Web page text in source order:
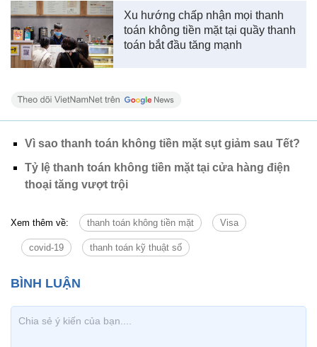
Xu hướng chấp nhận mọi thanh
toán không tiền mặt tại quầy thanh
toán bắt đầu tăng mạnh
Vì sao thanh toán không tiền mặt sụt giảm sau Tết?
Tỷ lệ thanh toán không tiền mặt tại cửa hàng điện
thoại tăng vượt trội
Xem thêm về: thanh toán không tiền mặt Visa
covid-19 thanh toán kỹ thuật số